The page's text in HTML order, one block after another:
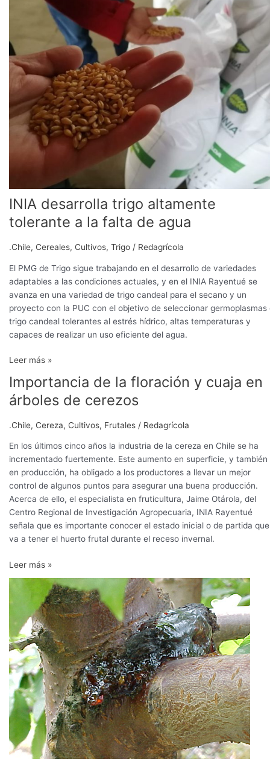
INIA desarrolla trigo altamente
tolerante a la falta de agua
.Chile, Cereales, Cultivos, Trigo / Redagrícola
El PMG de Trigo sigue trabajando en el desarrollo de variedades
adaptables a las condiciones actuales, y en el INIA Rayentué se
avanza en una variedad de trigo candeal para el secano y un
proyecto con la PUC con el objetivo de seleccionar germoplasmas
trigo candeal tolerantes al estrés hídrico, altas temperaturas y
capaces de realizar un uso eficiente del agua.
desarrolla
tolerante
a
falta
de
agua
Leer más »
Importancia de la floración y cuaja en
árboles de cerezos
.Chile, Cereza, Cultivos, Frutales / Redagrícola
En los últimos cinco años la industria de la cereza en Chile se ha
incrementado fuertemente. Este aumento en superficie, y también
en producción, ha obligado a los productores a llevar un mejor
control de algunos puntos para asegurar una buena producción.
Acerca de ello, el especialista en fruticultura, Jaime Otárola, del
Centro Regional de Investigación Agropecuaria, INIA Rayentué
señala que es importante conocer el estado inicial o de partida que
va a tener el huerto frutal durante el receso invernal.
Importancia
de
la
cuaja
en
árboles
de
cerezos
Leer más »
Recomiendan
método
control
del
cáncer
bacteriano
en
cerezos